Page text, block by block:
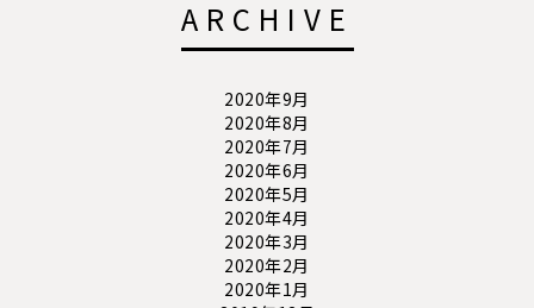
ARCHIVE
2020年9月
2020年8月
2020年7月
2020年6月
2020年5月
2020年4月
2020年3月
2020年2月
2020年1月